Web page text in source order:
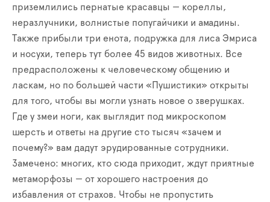
приземлились пернатые красавцы — кореллы,
неразлучники, волнистые попугайчики и амадины.
Также прибыли три енота, подружка для лиса Эмриса
и носухи, теперь тут более 45 видов животных. Все
предрасположены к человеческому общению и
ласкам, но по большей части «Пушистики» открыты
для того, чтобы вы могли узнать новое о зверушках.
Где у змеи ноги, как выглядит под микроскопом
шерсть и ответы на другие сто тысяч «зачем и
почему?» вам дадут эрудированные сотрудники.
Замечено: многих, кто сюда приходит, ждут приятные
метаморфозы — от хорошего настроения до
избавления от страхов. Чтобы не пропустить